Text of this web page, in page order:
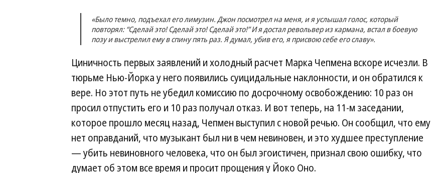
«Было темно, подъехал его лимузин. Джон посмотрел на меня, и я услышал голос, который
повторял: “Сделай это! Сделай это! Сделай это!” И я достал револьвер из кармана, встал в боевую
позу и выстрелил ему в спину пять раз. Я думал, убив его, я присвою себе его славу».
Циничность первых заявлений и холодный расчет Марка Чепмена вскоре исчезли. В
тюрьме Нью-Йорка у него появились суицидальные наклонности, и он обратился к
вере. Но этот путь не убедил комиссию по досрочному освобождению: 10 раз он
просил отпустить его и 10 раз получал отказ. И вот теперь, на 11-м заседании,
которое прошло месяц назад, Чепмен выступил с новой речью. Он сообщил, что ему
нет оправданий, что музыкант был ни в чем невиновен, и это худшее преступление
— убить невиновного человека, что он был эгоистичен, признал свою ошибку, что
думает об этом все время и просит прощения у Йоко Оно.